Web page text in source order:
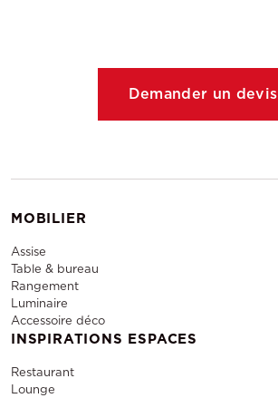
Demander un devis
MOBILIER
Assise
Table & bureau
Rangement
Luminaire
Accessoire déco
INSPIRATIONS ESPACES
Restaurant
Lounge